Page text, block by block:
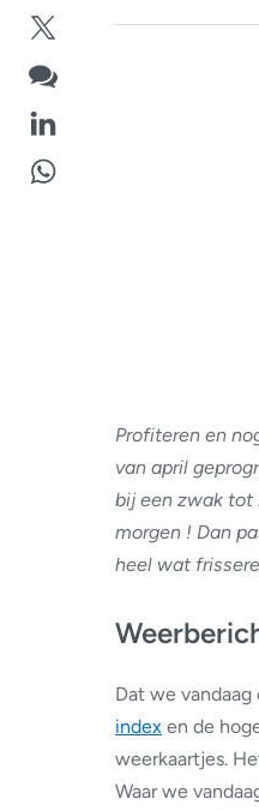
Profiteren en
van april
bij een zwak tot
morgen ! Dan
heel wat
Dat we
index en de
weerkaartjes.
Waar we